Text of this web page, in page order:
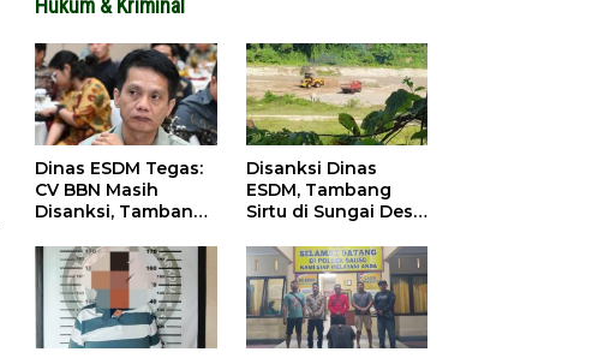
Hukum & Kriminal
Dinas ESDM Tegas:
CV BBN Masih
Disanksi, Tambang
Dilarang Beroperasi
Disanksi Dinas
ESDM, Tambang
Sirtu di Sungai Desa